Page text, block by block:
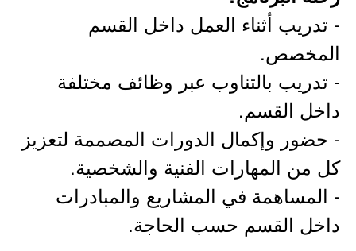
- تدريب أثناء العمل داخل القسم
المخصص.
- تدريب بالتناوب عبر وظائف مختلفة
داخل القسم.
- حضور وإكمال الدورات المصممة لتعزيز
كل من المهارات الفنية والشخصية.
- المساهمة في المشاريع والمبادرات
داخل القسم حسب الحاجة.